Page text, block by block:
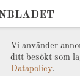
Vi använder
ditt besökt som
Datapolicy.